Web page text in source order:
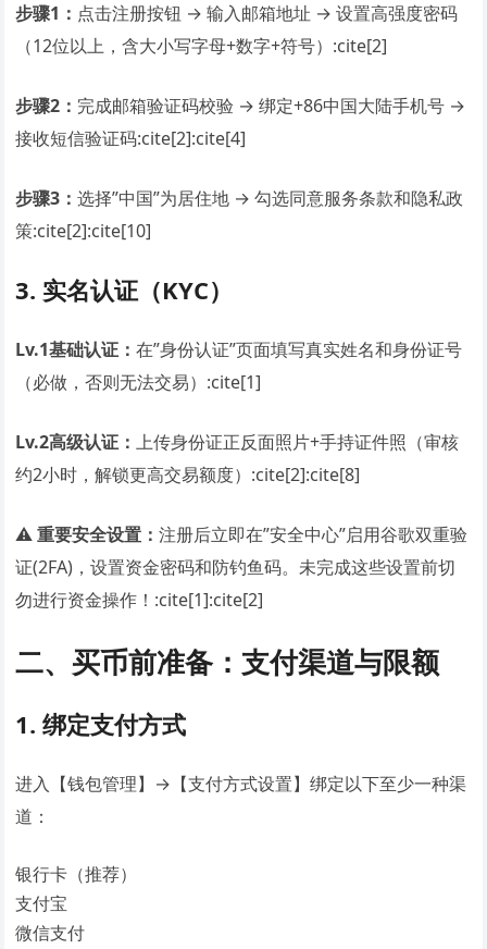
步骤1： 点击注册按钮 → 输入邮箱地址 → 设置高强度密码
（12位以上，含大小写字母+数字+符号）:cite[2]
步骤2： 完成邮箱验证码校验 → 绑定+86中国大陆手机号 →
接收短信验证码:cite[2]:cite[4]
步骤3：选择”中国”为居住地 → 勾选同意服务条款和隐私政
策:cite[2]:cite[10]
3. 实名认证（KYC）
Lv.1基础认证：在”身份认证”页面填写真实姓名和身份证号
（必做，否则无法交易）:cite[1]
Lv.2高级认证：上传身份证正反面照片+手持证件照（审核
约2小时，解锁更高交易额度）:cite[2]:cite[8]
⚠️重要安全设置：注册后立即在”安全中心”启用谷歌双重验
证(2FA)，设置资金密码和防钓鱼码。未完成这些设置前切
勿进行资金操作！:cite[1]:cite[2]
二、买币前准备：支付渠道与限额
1. 绑定支付方式
进入【钱包管理】→【支付方式设置】绑定以下至少一种渠
道：
银行卡（推荐）
支付宝
微信支付